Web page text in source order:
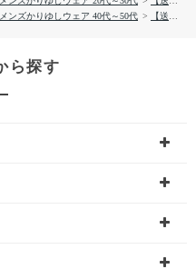
メンズかりゆしウェア 40代～50代 > 【送料無料】 紅型平行デザイン柄 かりゆしウェア P-AK23006
ら探す